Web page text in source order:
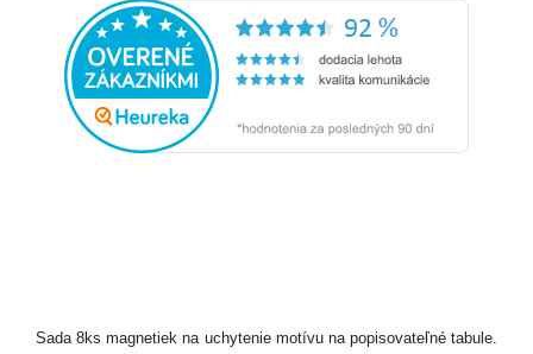
Sada 8ks magnetiek na uchytenie motívu na popisovateľné tabule.